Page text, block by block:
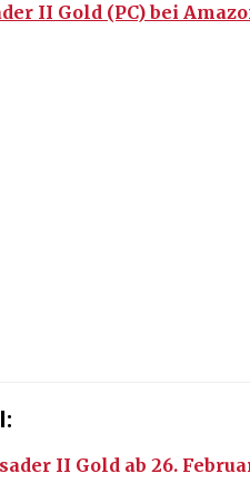
II Gold (PC) bei
II Gold ab 26.